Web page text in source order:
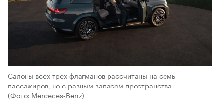
Салоны всех трех флагманов рассчитаны на семь
пассажиров, но с разным запасом пространства
(Фото: Mercedes‑Benz)